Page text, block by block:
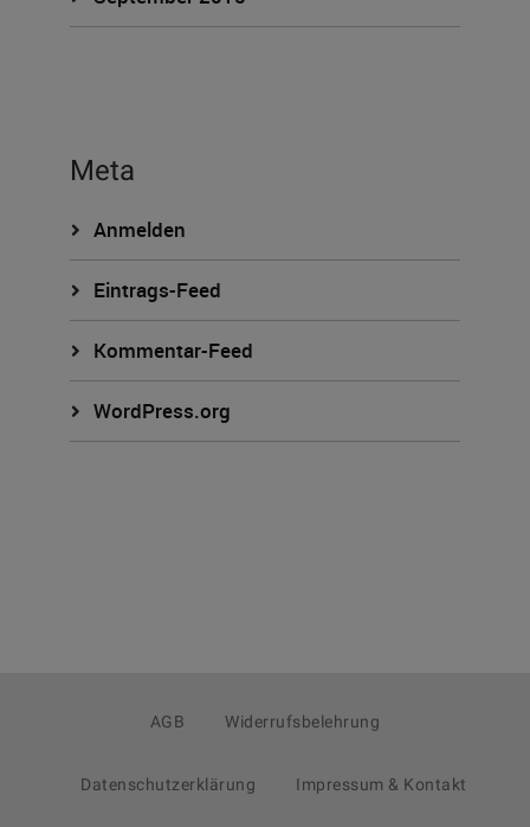
Meta
Anmelden
Eintrags-Feed
Kommentar-Feed
WordPress.org
AGB Widerrufsbelehrung
Datenschutzerklärung Impressum & Kontakt